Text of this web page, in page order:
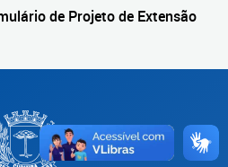
de Projeto de Extensão